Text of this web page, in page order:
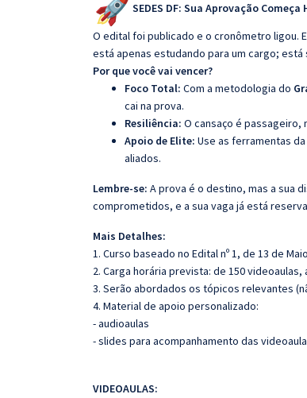
SEDES DF: Sua Aprovação Começa
O edital foi publicado e o cronômetro ligou.
está apenas estudando para um cargo;
Por que você vai vencer?
Foco Total: Com a metodologia do
cai na prova.
Resiliência: O cansaço é passageiro,
Apoio de Elite: Use as ferramentas
aliados.
Lembre-se: A prova é o destino, mas a sua
comprometidos, e a sua vaga já está
Mais Detalhes:
1. Curso baseado no Edital nº 1, de 13 de
2. Carga horária prevista: de 150
3. Serão abordados os tópicos relevantes
4. Material de apoio personalizado:
- audioaulas
- slides para acompanhamento das
VIDEOAULAS: